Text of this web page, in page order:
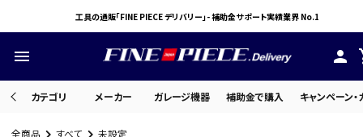
工具の通販「FINE PIECE デリバリー」- 補助金サポート実績業界 No.1
menu person
カテゴリ メーカー ガレージ機器 補助金で購入 キャンペーン
全商品 すべて 未設定